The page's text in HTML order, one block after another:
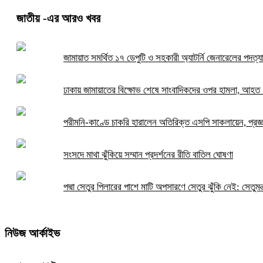
জাতীয়-এর আরও খবর
জামায়াত সমর্থিত ১৭ ডেপুটি ও সহকারী অ্যাটর্নি জেনারেলের
ঢাকায় জামায়াতের বিক্ষোভ শেষে সাংবাদিকদের ওপর হামলা, আহত
পরীমনি-কাণ্ডে চাকরি হারালেন অতিরিক্ত এসপি সাকলায়েন,
সংসদে মাথা ঝুঁকিয়ে সম্মান প্রদর্শনের রীতি বাতিল ঘোষণা
পদ্মা সেতুর পিলারের পাশে মাটি অপসারণে সেতুর ঝুঁকি নেই:
নিউজ আর্কাইভ